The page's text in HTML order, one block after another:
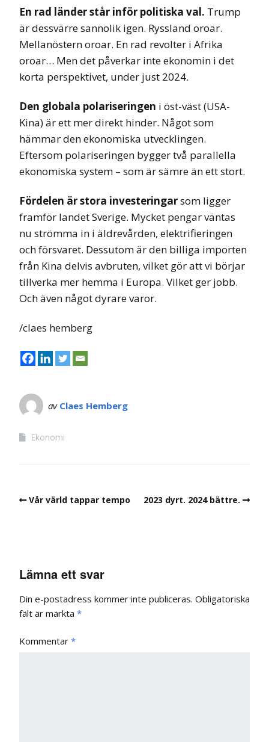
En rad länder står inför politiska val. Trump
är dessvärre sannolik igen. Ryssland oroar.
Mellanöstern oroar. En rad revolter i Afrika
oroar… Men det påverkar inte ekonomin i det
korta perspektivet, under just 2024.
Den globala polariseringen i öst-väst (USA-
Kina) är ett mer direkt hinder. Något som
hämmar den ekonomiska utvecklingen.
Eftersom polariseringen bygger två parallella
ekonomiska system – som är sämre än ett stort.
Fördelen är stora investeringarsom ligger
framför landet Sverige. Mycket pengar väntas
nu strömma in i äldrevården, elektrifieringen
och försvaret. Dessutom är den billiga importen
från Kina delvis avbruten, vilket gör att vi börjar
tillverka mer hemma i Europa. Vilket ger jobb.
Och även något dyrare varor.
/claes hemberg
av Claes Hemberg
Ekonomi
Vår värld tappar tempo 2023 dyrt. 2024 bättre.
Lämna ett svar
Din e-postadress kommer inte publiceras. Obligatoriska
fält är märkta *
Kommentar *